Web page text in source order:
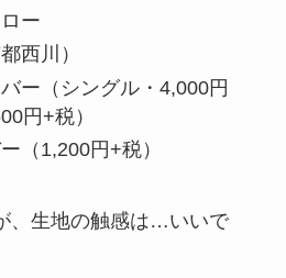
ー
西川）
ー（シングル・4,000円
円+税）
（1,200円+税）
、生地の触感は…いいで